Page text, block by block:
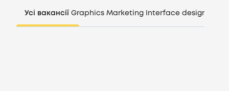
Усі вакансії Graphics Marketing Interface design